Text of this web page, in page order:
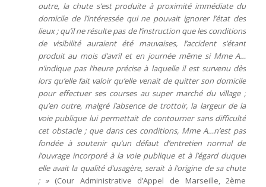
outre, la chute s’est produite à proximité immédiate du
domicile de l’intéressée qui ne pouvait ignorer l’état des
lieux ; qu’il ne résulte pas de l’instruction que les conditions
de visibilité auraient été mauvaises, l’accident s’étant
produit au mois d’avril et en journée même si Mme A…
n’indique pas l’heure précise à laquelle il est survenu dès
lors qu’elle fait valoir qu’elle venait de quitter son domicile
pour effectuer ses courses au super marché du village ;
qu’en outre, malgré l’absence de trottoir, la largeur de la
voie publique lui permettait de contourner sans difficulté
cet obstacle ; que dans ces conditions, Mme A…n’est pas
fondée à soutenir qu’un défaut d’entretien normal de
l’ouvrage incorporé à la voie publique et à l’égard duquel
elle avait la qualité d’usagère, serait à l’origine de sa chute
; »(Cour Administrative d’Appel de Marseille, 2ème